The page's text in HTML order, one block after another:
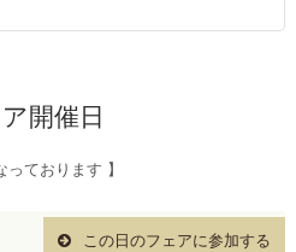
開催日
っております 】
この日のフェアに参加する